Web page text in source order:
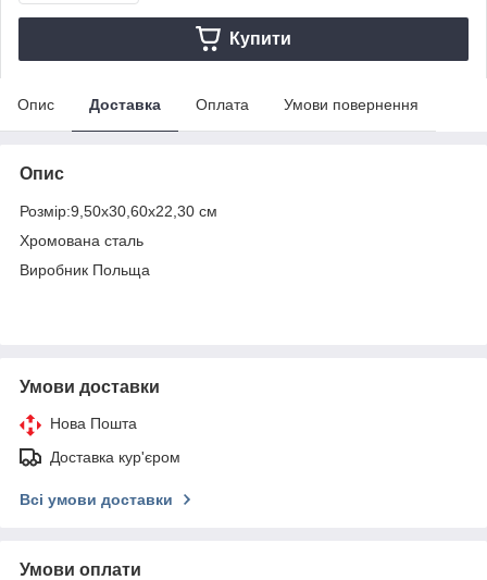
Купити
Опис Доставка Оплата Умови повернення
Опис
Розмір:9,50х30,60х22,30 см
Хромована сталь
Виробник Польща
Умови доставки
Нова Пошта
Доставка кур'єром
Всі умови доставки
Умови оплати